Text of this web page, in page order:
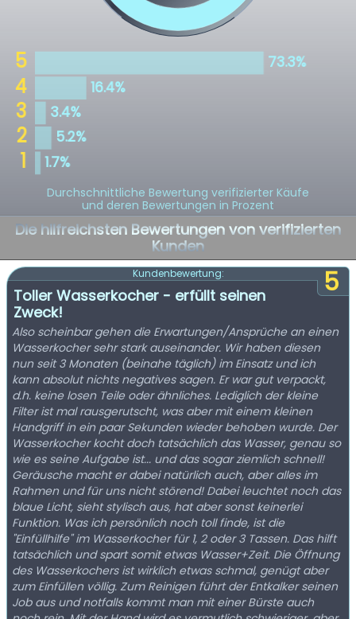
Durchschnittliche Bewertung verifizierter Käufe
und deren Bewertungen in Prozent
Die hilfreichsten Bewertungen von verifizierten
Kunden
5
Kundenbewertung:
Toller Wasserkocher - erfüllt seinen
Zweck!
Also scheinbar gehen die Erwartungen/Ansprüche an einen
Wasserkocher sehr stark auseinander. Wir haben diesen
nun seit 3 Monaten (beinahe täglich) im Einsatz und ich
kann absolut nichts negatives sagen. Er war gut verpackt,
d.h. keine losen Teile oder ähnliches. Lediglich der kleine
Filter ist mal rausgerutscht, was aber mit einem kleinen
Handgriff in ein paar Sekunden wieder behoben wurde. Der
Wasserkocher kocht doch tatsächlich das Wasser, genau so
wie es seine Aufgabe ist... und das sogar ziemlich schnell!
Geräusche macht er dabei natürlich auch, aber alles im
Rahmen und für uns nicht störend! Dabei leuchtet noch das
blaue Licht, sieht stylisch aus, hat aber sonst keinerlei
Funktion. Was ich persönlich noch toll finde, ist die
"Einfüllhilfe" im Wasserkocher für 1, 2 oder 3 Tassen. Das hilft
tatsächlich und spart somit etwas Wasser+Zeit. Die Öffnung
des Wasserkochers ist wirklich etwas schmal, genügt aber
zum Einfüllen völlig. Zum Reinigen führt der Entkalker seinen
Job aus und notfalls kommt man mit einer Bürste auch